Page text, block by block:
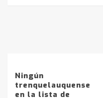
Ningún
trenquelauquense
en la lista de